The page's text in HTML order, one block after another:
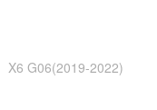
X6 G06(2019-2022)